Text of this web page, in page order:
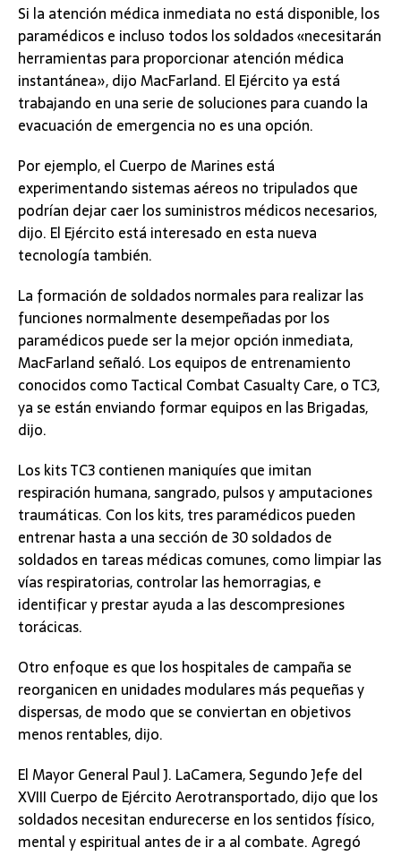
Si la atención médica inmediata no está disponible, los
paramédicos e incluso todos los soldados «necesitarán
herramientas para proporcionar atención médica
instantánea», dijo MacFarland. El Ejército ya está
trabajando en una serie de soluciones para cuando la
evacuación de emergencia no es una opción.
Por ejemplo, el Cuerpo de Marines está
experimentando sistemas aéreos no tripulados que
podrían dejar caer los suministros médicos necesarios,
dijo. El Ejército está interesado en esta nueva
tecnología también.
La formación de soldados normales para realizar las
funciones normalmente desempeñadas por los
paramédicos puede ser la mejor opción inmediata,
MacFarland señaló. Los equipos de entrenamiento
conocidos como Tactical Combat Casualty Care, o TC3,
ya se están enviando formar equipos en las Brigadas,
dijo.
Los kits TC3 contienen maniquíes que imitan
respiración humana, sangrado, pulsos y amputaciones
traumáticas. Con los kits, tres paramédicos pueden
entrenar hasta a una sección de 30 soldados de
soldados en tareas médicas comunes, como limpiar las
vías respiratorias, controlar las hemorragias, e
identificar y prestar ayuda a las descompresiones
torácicas.
Otro enfoque es que los hospitales de campaña se
reorganicen en unidades modulares más pequeñas y
dispersas, de modo que se conviertan en objetivos
menos rentables, dijo.
El Mayor General Paul J. LaCamera, Segundo Jefe del
XVIII Cuerpo de Ejército Aerotransportado, dijo que los
soldados necesitan endurecerse en los sentidos físico,
mental y espiritual antes de ir a al combate. Agregó